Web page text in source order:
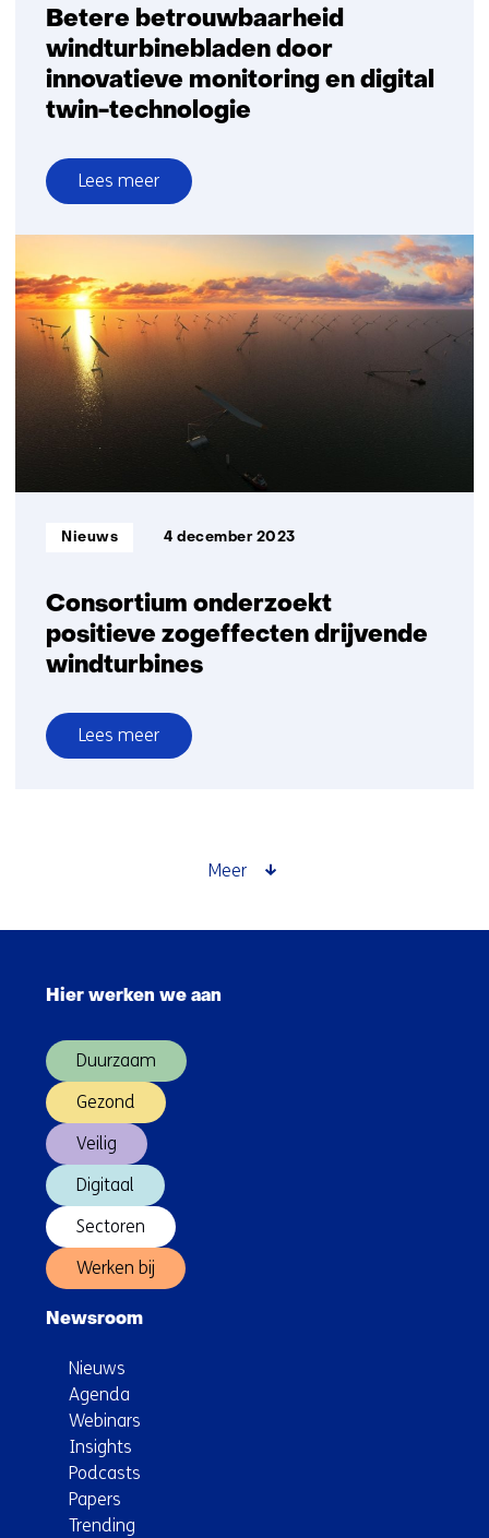
Betere betrouwbaarheid
windturbinebladen door
innovatieve monitoring en digital
twin-technologie
Lees meer
over
Betere
windturbinebladen
door
innovatieve
monitoring
en
digital
Consortium onderzoekt
positieve zogeffecten drijvende
windturbines
Informatietype:
Nieuws 4 december 2023
Lees meer
over
Meer
Hier werken we aan
Duurzaam
Gezond
Veilig
Digitaal
Sectoren
Werken bij
Newsroom
Nieuws
Agenda
Webinars
Insights
Podcasts
Papers
Trending